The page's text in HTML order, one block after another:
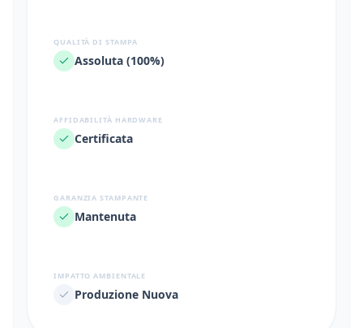
QUALITÀ DI STAMPA
Assoluta (100%)
AFFIDABILITÀ HARDWARE
Certificata
GARANZIA STAMPANTE
Mantenuta
IMPATTO AMBIENTALE
Produzione Nuova